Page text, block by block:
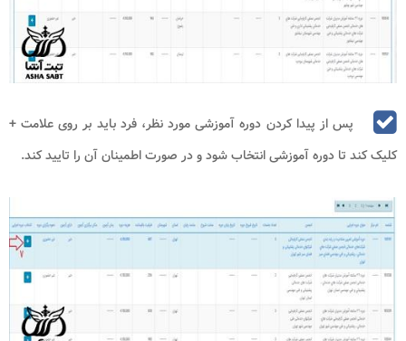
پس از پیدا کردن دوره آموزشی مورد نظر، فرد باید بر روی علامت +
کلیک کند تا دوره آموزشی انتخاب شود و در صورت اطمینان آن را تایید کند.